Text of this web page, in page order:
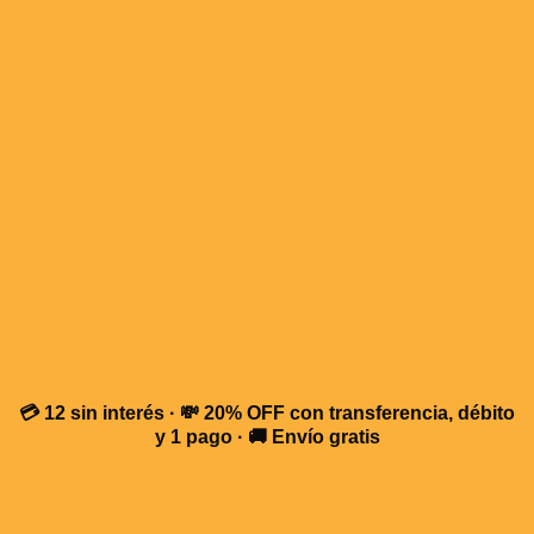
💳 12 sin interés · 💸 20% OFF con transferencia, débito
y 1 pago · 🚚 Envío gratis